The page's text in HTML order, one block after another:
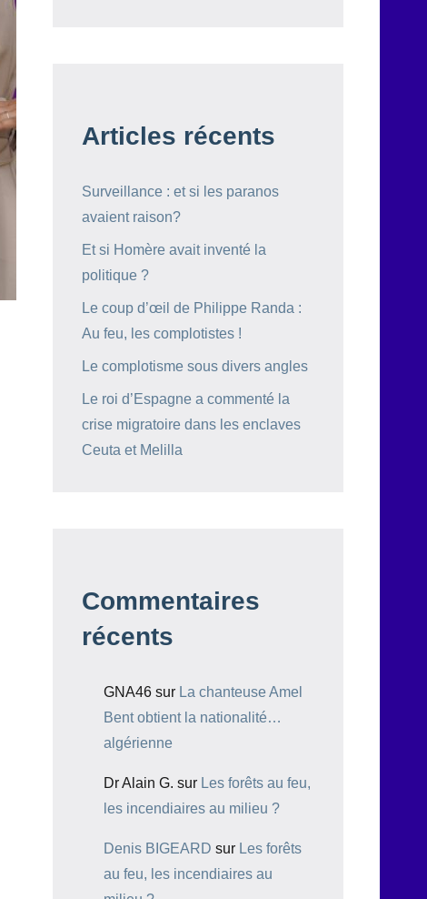
Articles récents
Surveillance : et si les paranos
avaient raison?
Et si Homère avait inventé la
politique ?
Le coup d’œil de Philippe Randa :
Au feu, les complotistes !
Le complotisme sous divers angles
Le roi d’Espagne a commenté la
crise migratoire dans les enclaves
Ceuta et Melilla
Commentaires
récents
GNA46 sur La chanteuse Amel
Bent obtient la nationalité…
algérienne
Dr Alain G. sur Les forêts au feu,
les incendiaires au milieu ?
Denis BIGEARD sur Les forêts
au feu, les incendiaires au